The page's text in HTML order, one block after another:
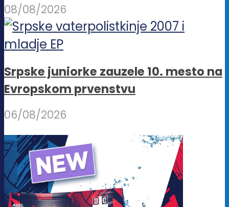
08/08/2026
Srpske juniorke zauzele 10. mesto na
Evropskom prvenstvu
06/08/2026